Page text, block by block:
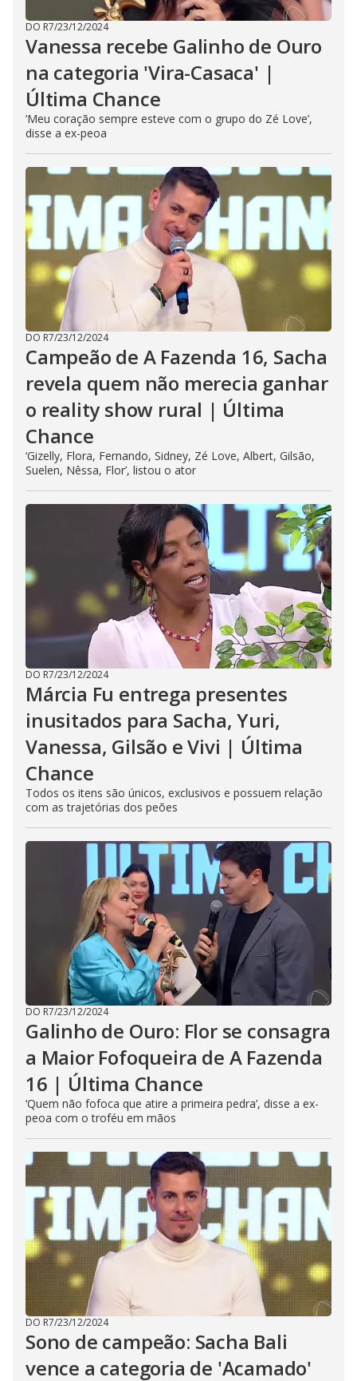
DO R7/23/12/2024
Vanessa recebe Galinho de Ouro
na categoria 'Vira-Casaca' |
Última Chance
‘Meu coração sempre esteve com o grupo do Zé Love’,
disse a ex-peoa
DO R7/23/12/2024
Campeão de A Fazenda 16, Sacha
revela quem não merecia ganhar
o reality show rural | Última
Chance
‘Gizelly, Flora, Fernando, Sidney, Zé Love, Albert, Gilsão,
Suelen, Nêssa, Flor’, listou o ator
DO R7/23/12/2024
Márcia Fu entrega presentes
inusitados para Sacha, Yuri,
Vanessa, Gilsão e Vivi | Última
Chance
Todos os itens são únicos, exclusivos e possuem relação
com as trajetórias dos peões
DO R7/23/12/2024
Galinho de Ouro: Flor se consagra
a Maior Fofoqueira de A Fazenda
16 | Última Chance
‘Quem não fofoca que atire a primeira pedra’, disse a ex-
peoa com o troféu em mãos
DO R7/23/12/2024
Sono de campeão: Sacha Bali
vence a categoria de 'Acamado'